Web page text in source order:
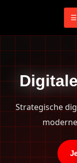
☰
Strategische